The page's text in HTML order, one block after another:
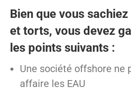
Bien que vous
et torts, vous devez
les points suivants :
Une société offshore ne
affaire les EAU